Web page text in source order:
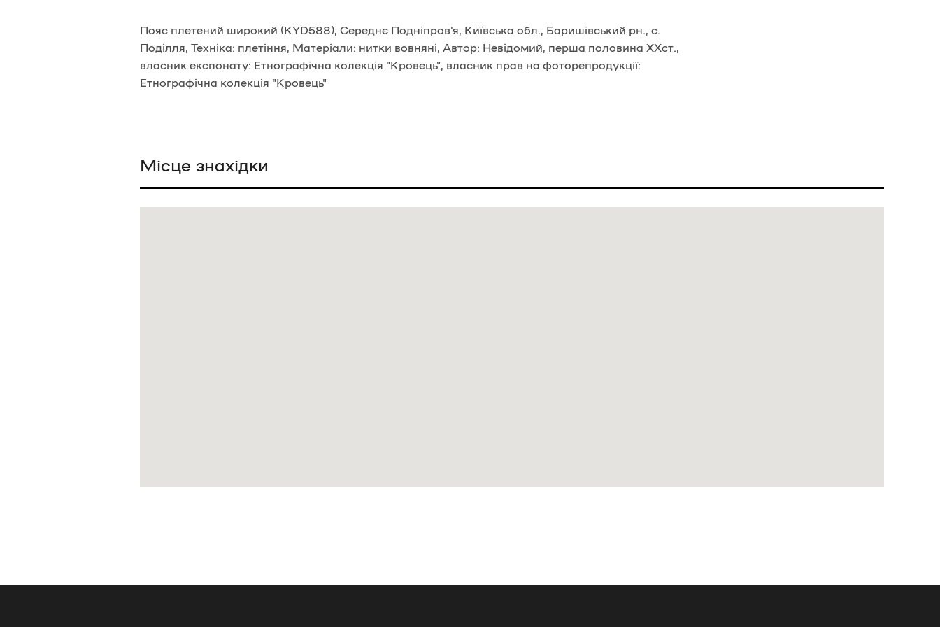
Пояс плетений широкий (KYD588), Середнє Подніпров'я, Київська обл., Баришівський рн., с.
Поділля, Техніка: плетіння, Матеріали: нитки вовняні, Автор: Невідомий, перша половина ХХст.,
власник експонату: Етнографічна колекція "Кровець", власник прав на фоторепродукції:
Етнографічна колекція "Кровець"
Місце знахідки